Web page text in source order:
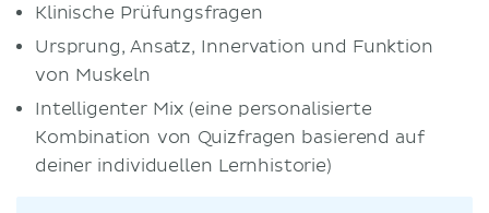
Klinische Prüfungsfragen
Ursprung, Ansatz, Innervation und Funktion
von Muskeln
Intelligenter Mix (eine personalisierte
Kombination von Quizfragen basierend auf
deiner individuellen Lernhistorie)